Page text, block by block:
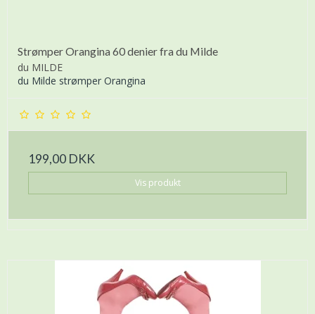
Strømper Orangina 60 denier fra du Milde
du MILDE
du Milde strømper Orangina
199,00 DKK
Vis produkt